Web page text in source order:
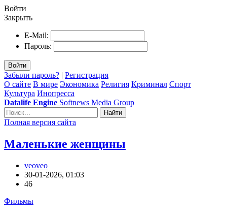
Войти
Закрыть
E-Mail:
Пароль:
Войти
Забыли пароль? | Регистрация
О сайте В мире Экономика Религия Криминал Спорт
Культура Инопресса
Datalife Engine Softnews Media Group
Найти
Полная версия сайта
Маленькие женщины
veoveo
30-01-2026, 01:03
46
Фильмы